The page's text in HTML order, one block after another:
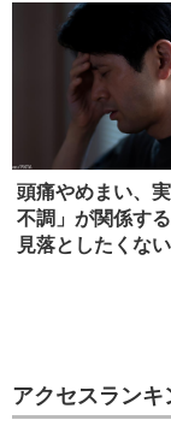
頭痛やめまい、
不調」が関係す
見落としたくな
アクセスランキ